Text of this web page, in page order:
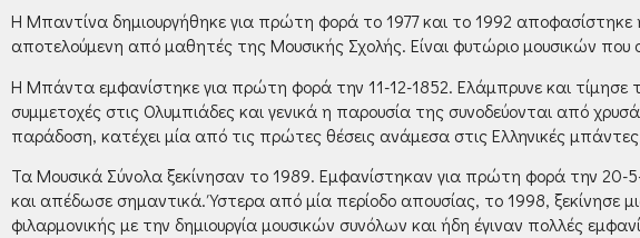
Η Μπαντίνα δημιουργήθηκε για πρώτη φορά το 1977 και το 1992
αποτελούμενη από μαθητές της Μουσικής Σχολής. Είναι φυτώριο μουσικών
Η Μπάντα εμφανίστηκε για πρώτη φορά την 11-12-1852. Ελάμπρυνε και τίμησε
συμμετοχές στις Ολυμπιάδες και γενικά η παρουσία της συνοδεύονται από
παράδοση, κατέχει μία από τις πρώτες θέσεις ανάμεσα στις Ελληνικές μπάντες
Τα Μουσικά Σύνολα ξεκίνησαν το 1989. Εμφανίστηκαν για πρώτη φορά την 20-
και απέδωσε σημαντικά. Ύστερα από μία περίοδο απουσίας, το 1998,
φιλαρμονικής με την δημιουργία μουσικών συνόλων και ήδη έγιναν πολλές